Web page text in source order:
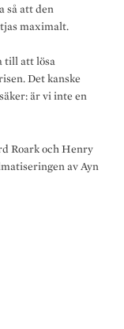
så att den
maximalt.
till att lösa
Det kanske
är vi inte en
Roark och Henry
av Ayn